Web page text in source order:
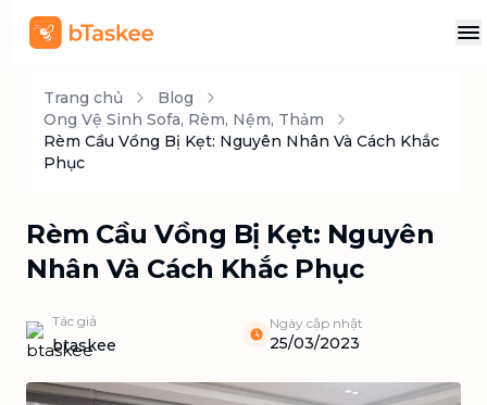
Trang chủ
Blog
Ong Vệ Sinh Sofa, Rèm, Nệm, Thảm
Rèm Cầu Vồng Bị Kẹt: Nguyên Nhân Và Cách Khắc
Phục
Rèm Cầu Vồng Bị Kẹt: Nguyên
Nhân Và Cách Khắc Phục
Tác giả
btaskee
Ngày cập nhật
25/03/2023